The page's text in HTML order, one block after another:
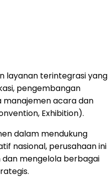
layanan terintegrasiyang
pengembangan
manajemenacaradan
Exhibition).
dalam mendukung
nasional, perusahaanini
dan mengelola berbagai